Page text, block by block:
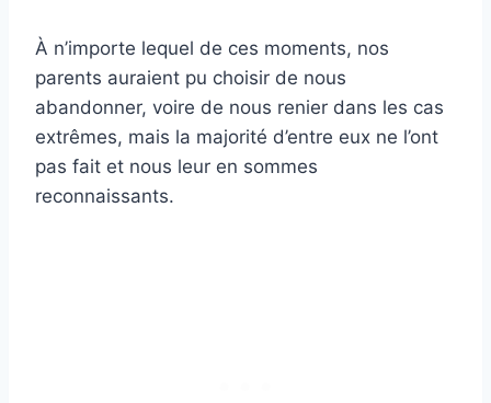
À n’importe lequel de ces moments, nos
parents auraient pu choisir de nous
abandonner, voire de nous renier dans les cas
extrêmes, mais la majorité d’entre eux ne l’ont
pas fait et nous leur en sommes
reconnaissants.